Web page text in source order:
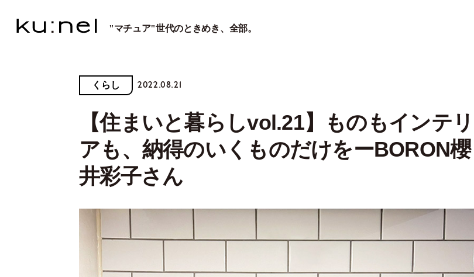
"マチュア"世代のときめき、全部。
くらし 2022.08.21
【住まいと暮らしvol.21】ものもインテリ
アも、納得のいくものだけをーBORON櫻
井彩子さん